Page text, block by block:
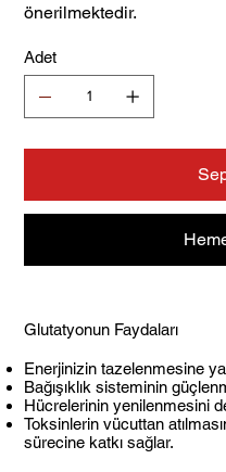
önerilmektedir.
Adet
Glutatyonun Faydaları
Enerjinizin tazelenmesine
Bağışıklık sisteminin
Hücrelerinin yenilenmesini
Toksinlerin vücuttan
sürecine katkı sağlar.